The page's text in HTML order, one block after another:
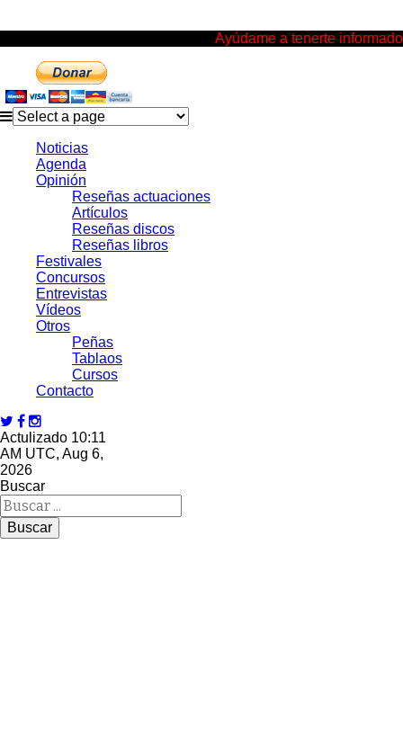
Ayúdame a tenerte informado
Noticias
Agenda
Opinión
Reseñas actuaciones
Artículos
Reseñas discos
Reseñas libros
Festivales
Concursos
Entrevistas
Vídeos
Otros
Peñas
Tablaos
Cursos
Contacto
Actulizado 10:11
AM UTC, Aug 6,
2026
Buscar